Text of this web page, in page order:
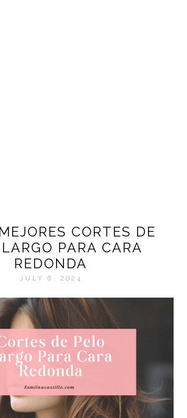
CORTES DE
PARA CARA
REDONDA
JULY 6, 2024